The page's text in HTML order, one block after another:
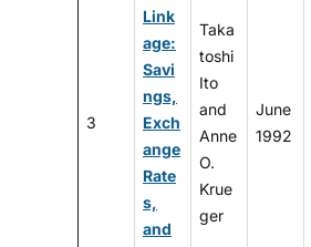
3
Link
age:
Savi
ngs,
Exch
ange
Rate
s,
and
Taka
toshi
Ito
and
Anne
O.
Krue
ger
June
1992